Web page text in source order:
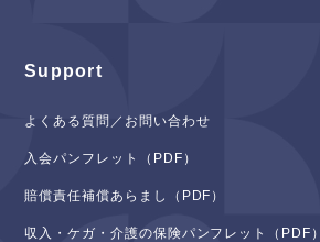
Support
よくある質問／お問い合わせ
入会パンフレット（PDF）
賠償責任補償あらまし（PDF）
収入・ケガ・介護の保険パンフレット（PDF）